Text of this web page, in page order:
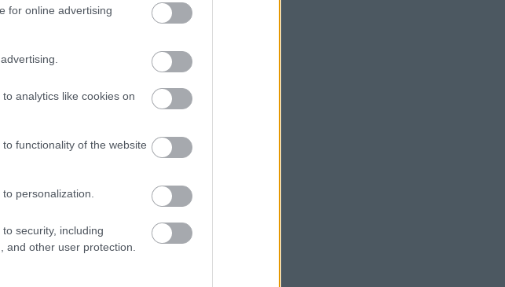
for online advertising
analytics like cookies on
functionality of the website
personalization.
security, including
and other user protection.
1990-Assassins
Bounce/Road Show
The Stephen Sondheim Reference
The Quotable Stephen Sondheim
The Stephen Sondheim Society